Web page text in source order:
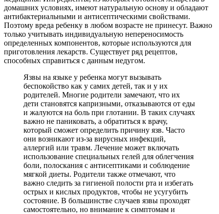
домашних условиях, имеют натуральную основу и обладают
антибактериальными и антисептическими свойствами.
Поэтому вреда ребенку в любом возрасте не принесут. Важно
только учитывать индивидуальную непереносимость
определенных компонентов, которые используются для
приготовления лекарств. Существует ряд рецептов,
способных справиться с данным недугом.
Язвы на языке у ребенка могут вызывать
беспокойство как у самих детей, так и у их
родителей. Многие родители замечают, что их
дети становятся капризными, отказываются от еды
и жалуются на боль при глотании. В таких случаях
важно не паниковать, а обратиться к врачу,
который сможет определить причину язв. Часто
они возникают из-за вирусных инфекций,
аллергий или травм. Лечение может включать
использование специальных гелей для облегчения
боли, полоскания с антисептиками и соблюдение
мягкой диеты. Родители также отмечают, что
важно следить за гигиеной полости рта и избегать
острых и кислых продуктов, чтобы не усугубить
состояние. В большинстве случаев язвы проходят
самостоятельно, но внимание к симптомам и